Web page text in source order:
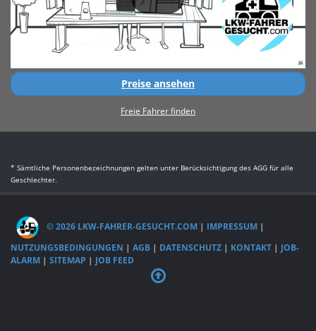
Preise ansehen
Freie Fahrer finden
* Sämtliche Personenbezeichnungen gelten unter Berücksichtigung des AGG für alle
Geschlechter.
© 2026 LKW-FAHRER-GESUCHT.COM | IMPRESSUM |
NUTZUNGSBEDINGUNGEN | AGB | DATENSCHUTZ | KONTAKT | JOB-
ALARM | SITEMAP | JOB FEED